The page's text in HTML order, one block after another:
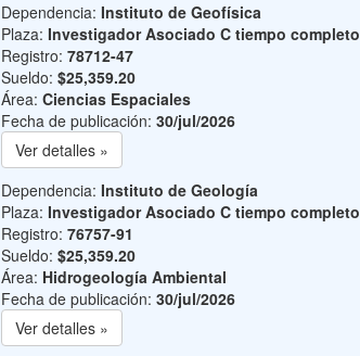
Dependencia: Instituto de Geofísica
Plaza: Investigador Asociado C tiempo completo
Registro: 78712-47
Sueldo: $25,359.20
Área: Ciencias Espaciales
Fecha de publicación: 30/jul/2026
Ver detalles »
Dependencia: Instituto de Geología
Plaza: Investigador Asociado C tiempo completo
Registro: 76757-91
Sueldo: $25,359.20
Área: Hidrogeología Ambiental
Fecha de publicación: 30/jul/2026
Ver detalles »